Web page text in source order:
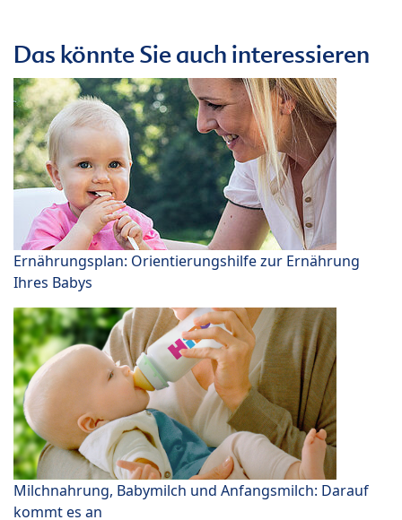
Das könnte Sie auch interessieren
Ernährungsplan: Orientierungshilfe zur Ernährung
Ihres Babys
Milchnahrung, Babymilch und Anfangsmilch: Darauf
kommt es an